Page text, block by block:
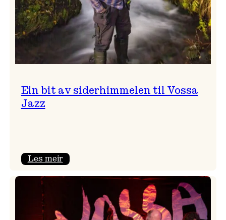
Ein bit av siderhimmelen til Vossa
Jazz
Les meir:
siderhimmelen